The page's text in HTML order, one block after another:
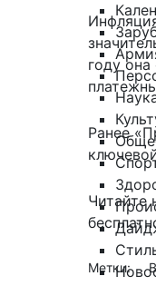
году она
Ранее
Читайте
Метки: